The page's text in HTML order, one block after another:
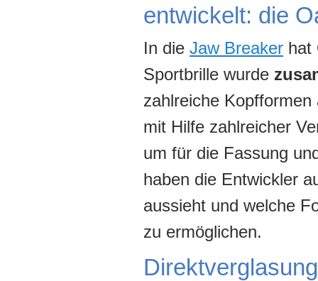
entwickelt: die
In die Jaw Breaker hat
Sportbrille wurde
zahlreiche
mit Hilfe zahlreicher
um für die Fassung
haben die Entwickler
aussieht und welche
zu ermöglichen.